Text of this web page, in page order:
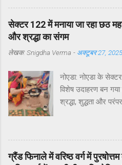
का अभूतपूर्व दौरा
स्थानीय सांसद डॉ.
नोएडा के विकास में
उठाने के बावजूद ठोस
संगठन सेक्टर 122 के
प्रमुख समस्याओं के हल
निष्क्रियता बताया
रहा. जन
है।नागरिकों की
ज़मीनी क...
सेक्टर 122 में मनाया जा रहा छठ
और श्रद्धा का संगम
लेखक: Snigdha Verma - अक्टूबर 27, 2025
नोएडा: नोएडा के
विशेष उदाहरण बन
श्रद्धा, शुद्धता और
पर्व आमतौर पर
होता है, लेकिन इस
नियमों के साथ यह व्रत
ग्रैंड फिनाले में वरिष्ठ वर्ग में